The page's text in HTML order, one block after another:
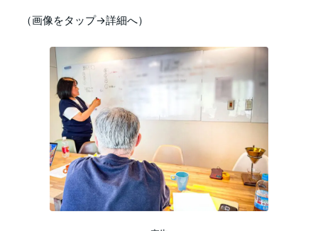
（画像をタップ→詳細へ）